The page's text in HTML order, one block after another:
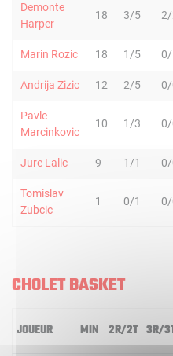
Demonte
Harper
18 3/5
Marin Rozic 18 1/5 0/
Andrija Zizic 12 2/5
Pavle
Marcinkovic
10 1/3
Jure Lalic 9 1/1
Tomislav
Zubcic
1 0/1
CHOLET BASKET
JOUEUR MIN 2R/2T 3R/